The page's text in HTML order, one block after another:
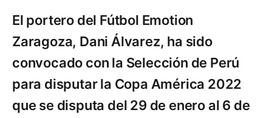
El portero del Fútbol Emotion
Zaragoza, Dani Álvarez, ha sido
convocado con la Selección de Perú
para disputar la Copa América 2022
que se disputa del 29 de enero al 6 de